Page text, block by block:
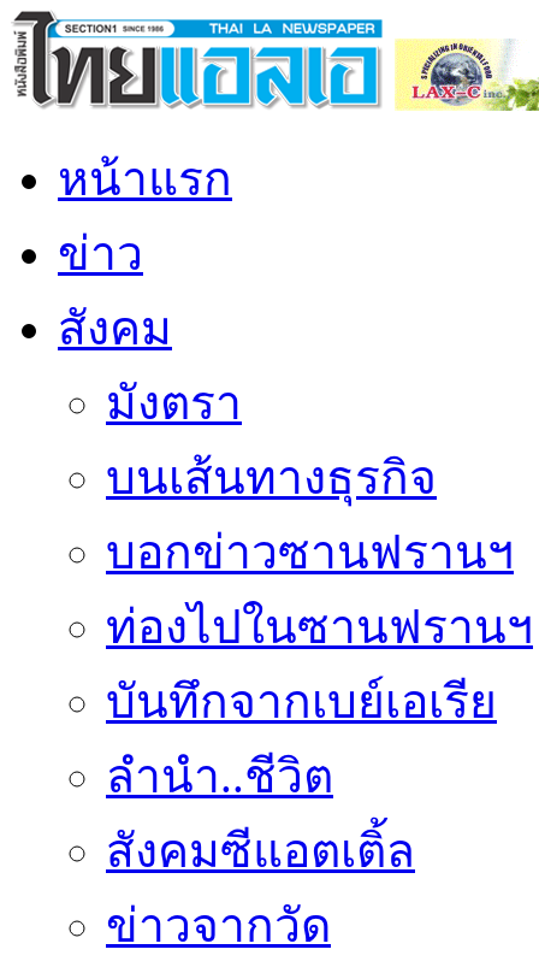
หน้าแรก
ข่าว
สังคม
มังตรา
บนเส้นทางธุรกิจ
บอกข่าวซานฟรานฯ
ท่องไปในซานฟรานฯ
บันทึกจากเบย์เอเรีย
ลำนำ..ชีวิต
สังคมซีแอตเติ้ล
ข่าวจากวัด